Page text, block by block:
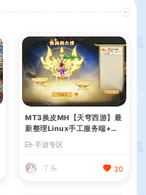
MT3换皮MH【天穹西游】最
新整理Linux手工服务端+安
建教程+全套源码+视频教程
手游专区
丫头 30